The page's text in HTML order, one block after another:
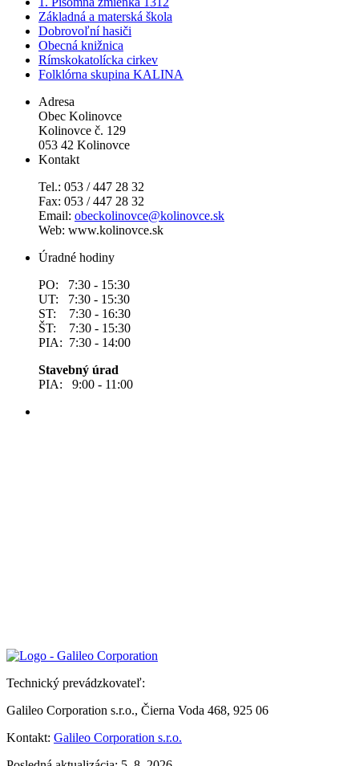
Základná a materská škola
Dobrovoľní hasiči
Obecná knižnica
Rímskokatolícka cirkev
Folklórna skupina KALINA
Adresa
Obec Kolinovce
Kolinovce č. 129
053 42 Kolinovce
Kontakt
Tel.: 053 / 447 28 32
Fax: 053 / 447 28 32
Email: obeckolinovce@kolinovce.sk
Web: www.kolinovce.sk
Úradné hodiny
PO: 7:30 - 15:30
UT: 7:30 - 15:30
ST: 7:30 - 16:30
ŠT: 7:30 - 15:30
PIA: 7:30 - 14:00
Stavebný úrad
PIA: 9:00 - 11:00
Technický prevádzkovateľ:
Galileo Corporation s.r.o., Čierna Voda 468, 925 06
Kontakt: Galileo Corporation s.r.o.